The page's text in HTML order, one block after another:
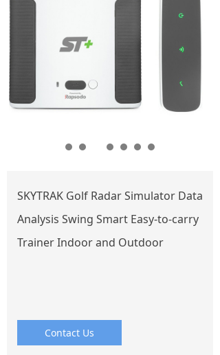
SKYTRAK Golf Radar Simulator Data
Analysis Swing Smart Easy-to-carry
Trainer Indoor and Outdoor
Contact Us